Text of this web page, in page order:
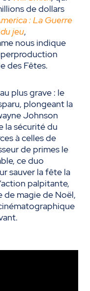
de dollars
: La Guerre
jeu,
nous indique
des Fêtes.
plus grave : le
plongeant la
Johnson
la sécurité du
à celles de
de primes le
ce duo
sauver la fête la
palpitante,
de magie de Noël,